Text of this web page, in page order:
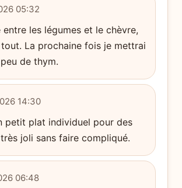
05:32
entre les légumes et le chèvre,
La prochaine fois je mettrai
de thym.
14:30
petit plat individuel pour des
joli sans faire compliqué.
06:48